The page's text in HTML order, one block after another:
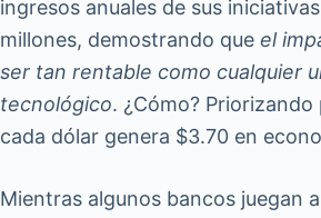
ingresos anuales de sus
millones, demostrando que el
ser tan rentable como cualquier
tecnológico. ¿Cómo?
cada dólar genera $3.70 en
Mientras algunos bancos juegan